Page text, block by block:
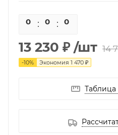
0 0 0
13 230 ₽ /шт 14
-10% Экономия 1 470 ₽